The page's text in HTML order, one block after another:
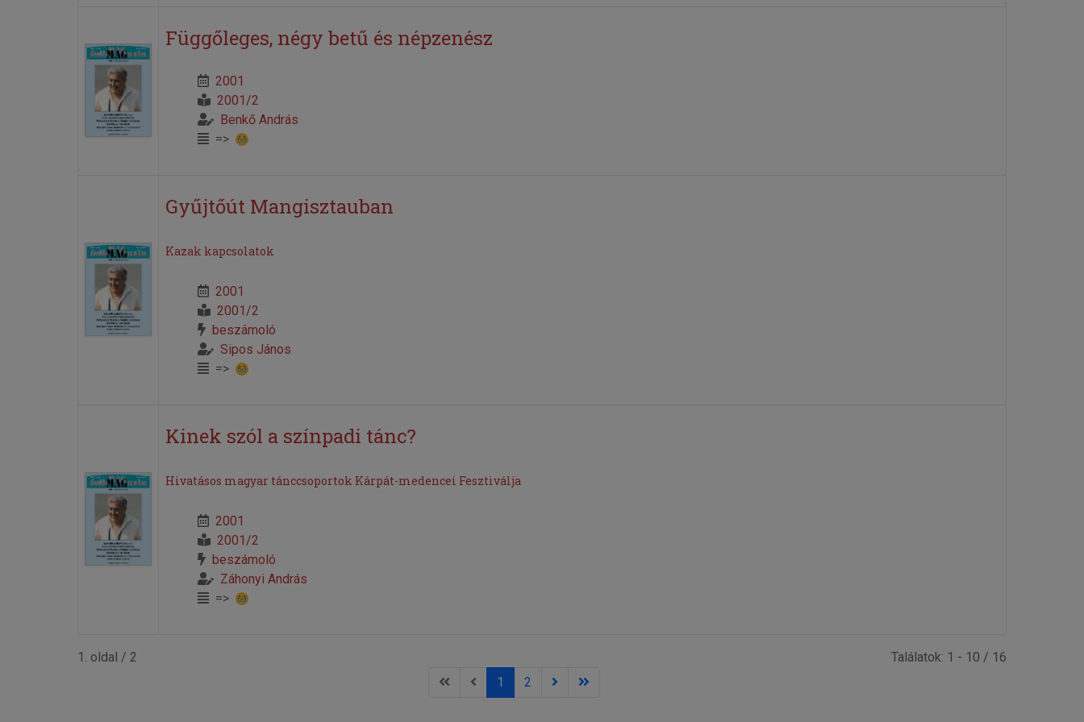
Függőleges, négy betű és népzenész
2001
2001/2
Benkő András
=>
Gyűjtőút Mangisztauban
Kazak kapcsolatok
2001
2001/2
beszámoló
Sipos János
=>
Kinek szól a színpadi tánc?
Hivatásos magyar tánccsoportok Kárpát-medencei Fesztiválja
2001
2001/2
beszámoló
Záhonyi András
=>
1. oldal / 2
1
2
Találatok: 1 - 10 / 16